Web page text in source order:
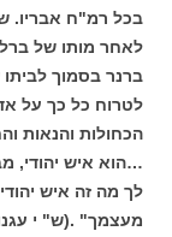
לאחר מותו של
ברנר בסמוך
לטרוח כל כך על
הכחולות והנאות
…הוא איש יהודי,
לך מה זה איש
מעצמך" .(ש" י